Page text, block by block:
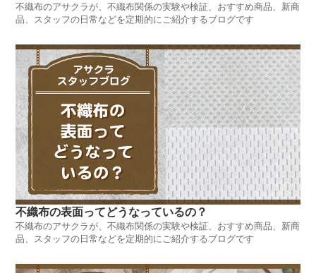
不織布のアサクラが、不織布関係の実験や検証、おすすめ商品、新商
品、スタッフの日常などを定期的にご紹介するブログです
不織布の表面ってどうなっているの？
不織布のアサクラが、不織布関係の実験や検証、おすすめ商品、新商
品、スタッフの日常などを定期的にご紹介するブログです